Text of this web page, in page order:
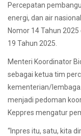
Percepatan
energi, dan air
Nomor 14 Tahun
19 Tahun 2025.
Menteri Koordinator
sebagai ketua tim
kementerian/
menjadi pedoman
Keppres mengatur
“Inpres itu, satu, kita